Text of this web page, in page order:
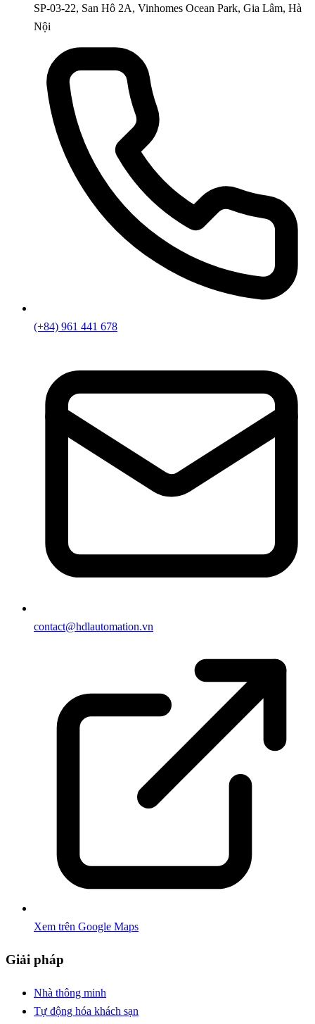
SP-03-22, San Hô 2A, Vinhomes Ocean Park, Gia Lâm, Hà
Nội
(+84) 961 441 678
contact@hdlautomation.vn
Xem trên Google Maps
Giải pháp
Nhà thông minh
Tự động hóa khách sạn